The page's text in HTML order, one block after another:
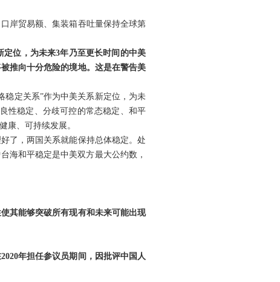
岸贸易额、集装箱吞吐量保持全球第
位，为未来3年乃至更长时间的中美
推向十分危险的境地。这是在警告美
稳定关系”作为中美关系新定位，为未
性稳定、分歧可控的常态稳定、和平
康、可持续发展。
了，两国关系就能保持总体稳定。处
海和平稳定是中美双方最大公约数，
其能够突破所有现有和未来可能出现
年担任参议员期间，因批评中国人